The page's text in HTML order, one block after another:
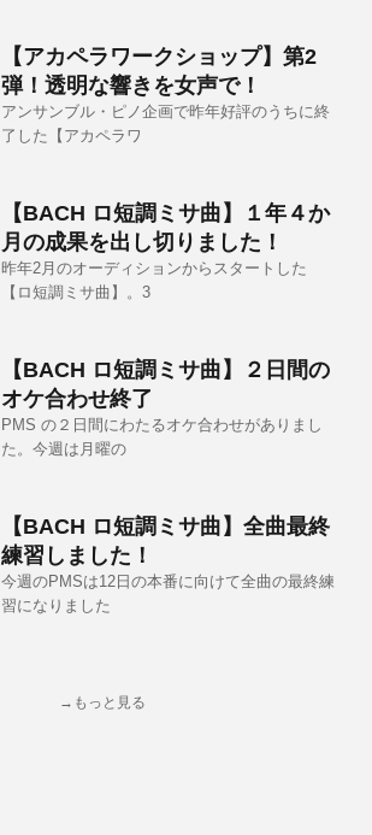
【アカペラワークショップ】第2
弾！透明な響きを女声で！
アンサンブル・ピノ企画で昨年好評のうちに終
了した【アカペラワ
【BACH ロ短調ミサ曲】１年４か
月の成果を出し切りました！
昨年2月のオーディションからスタートした
【ロ短調ミサ曲】。3
【BACH ロ短調ミサ曲】２日間の
オケ合わせ終了
PMS の２日間にわたるオケ合わせがありまし
た。今週は月曜の
【BACH ロ短調ミサ曲】全曲最終
練習しました！
今週のPMSは12日の本番に向けて全曲の最終練
習になりました
→もっと見る